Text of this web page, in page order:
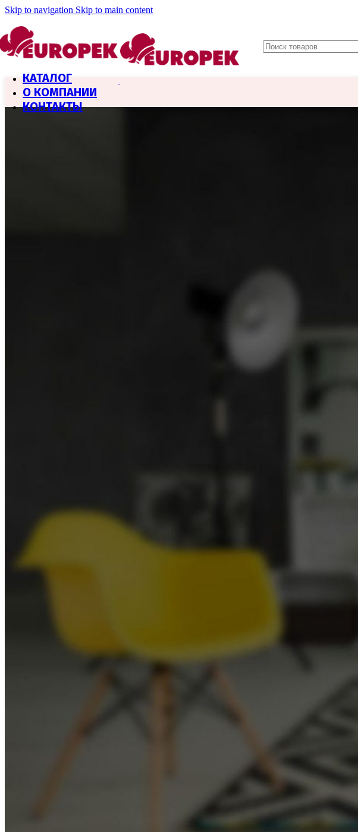
Skip to navigation Skip to main content
КАТАЛОГ
О КОМПАНИИ
КОНТАКТЫ